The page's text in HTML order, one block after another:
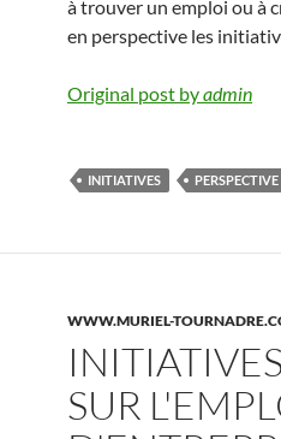
à trouver un emploi ou à
en perspective les
Original post byadmin
INITIATIVES PERSPECTIVE
WWW.MURIEL-
SUR